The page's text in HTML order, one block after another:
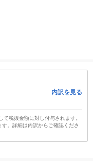
内訳を見る
税抜金額に対し付与されます。
。詳細は内訳からご確認くださ